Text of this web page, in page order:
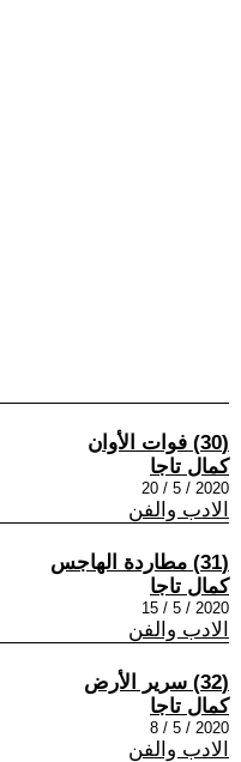
(30) فوات الأوان
كمال تاجا
2020 / 5 / 20
الادب والفن
(31) مطاردة الهاجس
كمال تاجا
2020 / 5 / 15
الادب والفن
(32) سرير الأرض
كمال تاجا
2020 / 5 / 8
الادب والفن